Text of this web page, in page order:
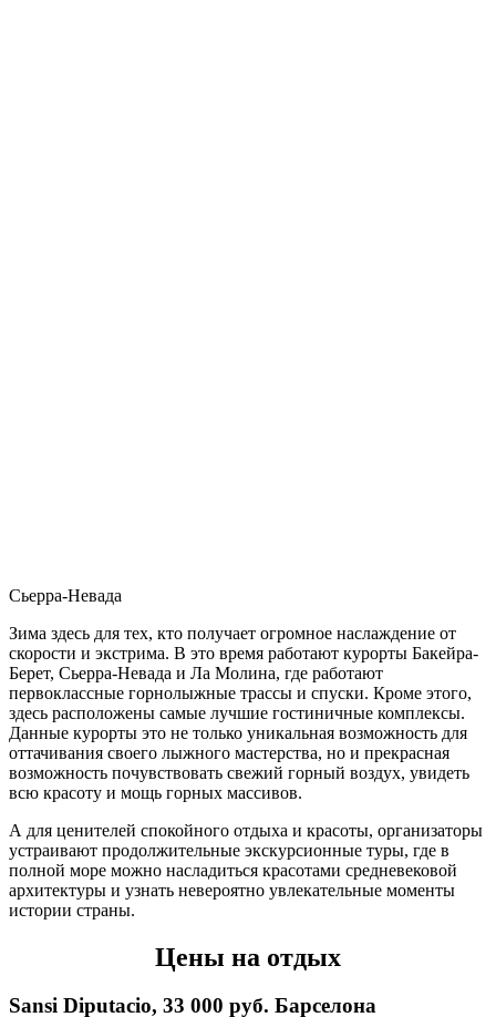
Сьерра-Невада
Зима здесь для тех, кто получает огромное наслаждение от
скорости и экстрима. В это время работают курорты Бакейра-
Берет, Сьерра-Невада и Ла Молина, где работают
первоклассные горнолыжные трассы и спуски. Кроме этого,
здесь расположены самые лучшие гостиничные комплексы.
Данные курорты это не только уникальная возможность для
оттачивания своего лыжного мастерства, но и прекрасная
возможность почувствовать свежий горный воздух, увидеть
всю красоту и мощь горных массивов.
А для ценителей спокойного отдыха и красоты, организаторы
устраивают продолжительные экскурсионные туры, где в
полной море можно насладиться красотами средневековой
архитектуры и узнать невероятно увлекательные моменты
истории страны.
Цены на отдых
Sansi Diputacio, 33 000 руб. Барселона